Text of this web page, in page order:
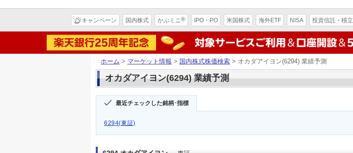
キャンペーン 国内株式 かぶミニ® IPO・PO 米国株式 海外ETF NISA 投資信託・積立
ホーム > マーケット情報 > 国内株式株価検索 > オカダアイヨン(6294) 業績予測
オカダアイヨン(6294) 業績予測
最近チェックした銘柄･指標
6294(東証)